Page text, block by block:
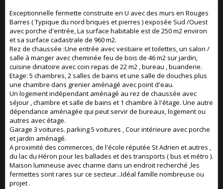
Exceptionnelle fermette construite en U avec des murs en Rouges
Barres ( Typique du nord briques et pierres ) exposée Sud /Ouest
avec porche d'entrée, La surface habitable est de 250 m2 environ
et sa surface cadastrale de 960 m2.
Rez de chaussée :Une entrée avec vestiaire et toilettes, un salon /
salle à manger avec cheminée feu de bois de 46 m2 sur jardin,
cuisine dinatoire avec coin repas de 22 m2 , bureau , buanderie.
Etage: 5 chambres, 2 salles de bains et une salle de douches plus
une chambre dans grenier aménagé avec point d'eau.
Un logement indépendant aménagé au rez de chaussée avec
séjour , chambre et salle de bains et 1 chambre à l'étage. Une autre
dépendance aménagée qui peut servir de bureaux, logement ou
autres avec étage.
Garage 3 voitures. parking 5 voitures , Cour intérieure avec porche
et jardin aménagé.
A proximité des commerces, de l'école réputée St Adrien et autres ,
du lac du Héron pour les ballades et des transports ( bus et métro ).
Maison lumineuse avec charme dans un endroit recherché ,les
fermettes sont rares sur ce secteur...Idéal famille nombreuse ou
projet .